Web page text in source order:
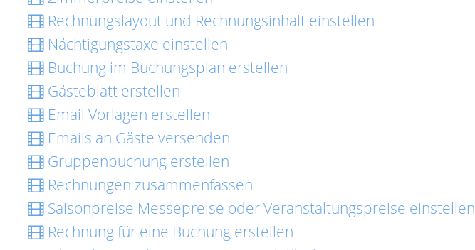
Rechnungslayout und Rechnungsinhalt einstellen
Nächtigungstaxe einstellen
Buchung im Buchungsplan erstellen
Gästeblatt erstellen
Email Vorlagen erstellen
Emails an Gäste versenden
Gruppenbuchung erstellen
Rechnungen zusammenfassen
Saisonpreise Messepreise oder Veranstaltungspreise einstellen
Rechnung für eine Buchung erstellen